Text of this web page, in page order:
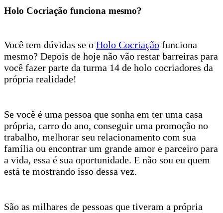
Holo Cocriação funciona mesmo?
Você tem dúvidas se o Holo Cocriação funciona
mesmo? Depois de hoje não vão restar barreiras para
você fazer parte da turma 14 de holo cocriadores da
própria realidade!
Se você é uma pessoa que sonha em ter uma casa
própria, carro do ano, conseguir uma promoção no
trabalho, melhorar seu relacionamento com sua
família ou encontrar um grande amor e parceiro para
a vida, essa é sua oportunidade. E não sou eu quem
está te mostrando isso dessa vez.
São as milhares de pessoas que tiveram a própria